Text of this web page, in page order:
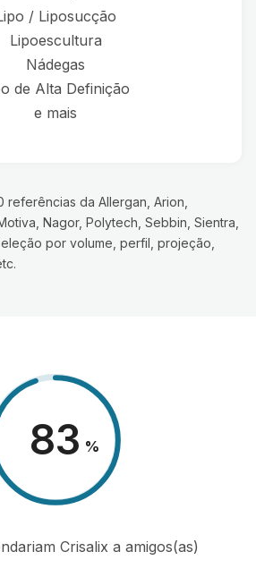
/ Liposucção
Lipoescultura
Nádegas
de Alta Definição
e mais
referências da Allergan, Arion,
Nagor, Polytech, Sebbin, Sientra,
por volume, perfil, projeção,
98 %
Crisalix a amigos(as)